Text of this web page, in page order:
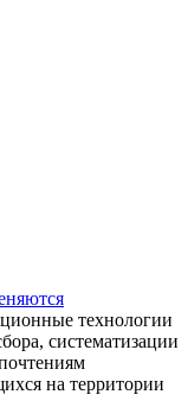
технологии
систематизации
на территории